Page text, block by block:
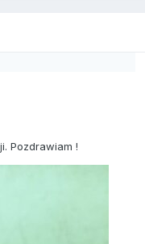
Pozdrawiam !